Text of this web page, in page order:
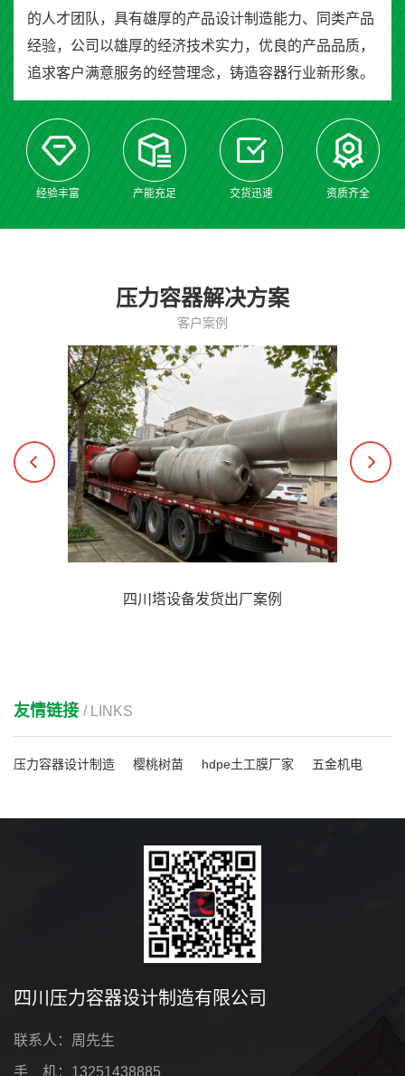
的人才团队，具有雄厚的产品设计制造能力、同类产品
经验，公司以雄厚的经济技术实力，优良的产品品质，
追求客户满意服务的经营理念，铸造容器行业新形象。
经验丰富 产能充足 交货迅速 资质齐全
压力容器解决方案
客户案例
四川塔设备发货出厂案例
友情链接 / LINKS
压力容器设计制造 樱桃树苗 hdpe土工膜厂家 五金机电
四川压力容器设计制造有限公司
联系人：周先生
手 机：13251438885